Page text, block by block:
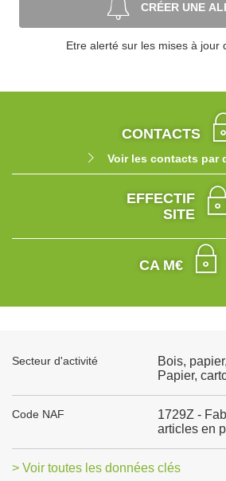
CRÉER UNE
Etre alerté sur les mises à jour
CONTACTS
Voir les contacts par
EFFECTIF
SITE
CA M€
Secteur d'activité
Bois,
Papier,
Code NAF
1729Z -
articles en
> Voir toutes les données clés